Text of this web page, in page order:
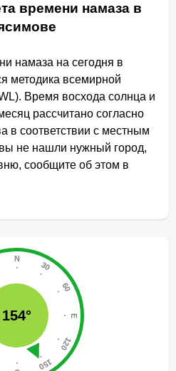
времени намаза в
намаза на сегодня в
методика всемирной
Время восхода солнца и
рассчитано согласно
в соответствии с местным
не нашли нужный город,
сообщите об этом в
154°